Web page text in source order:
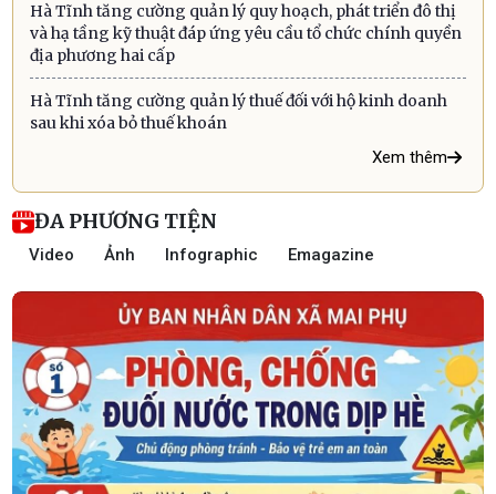
Hà Tĩnh tăng cường quản lý quy hoạch, phát triển đô thị
và hạ tầng kỹ thuật đáp ứng yêu cầu tổ chức chính quyền
địa phương hai cấp
Hà Tĩnh tăng cường quản lý thuế đối với hộ kinh doanh
sau khi xóa bỏ thuế khoán
Xem thêm
ĐA PHƯƠNG TIỆN
Video Ảnh Infographic Emagazine